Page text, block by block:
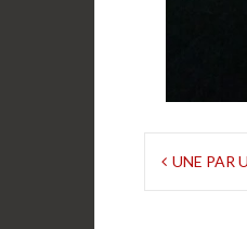
UNE PAR